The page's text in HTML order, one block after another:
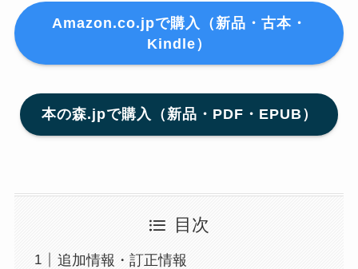
Amazon.co.jpで購入（新品・古本・
Kindle）
本の森.jpで購入（新品・PDF・EPUB）
目次
追加情報・訂正情報